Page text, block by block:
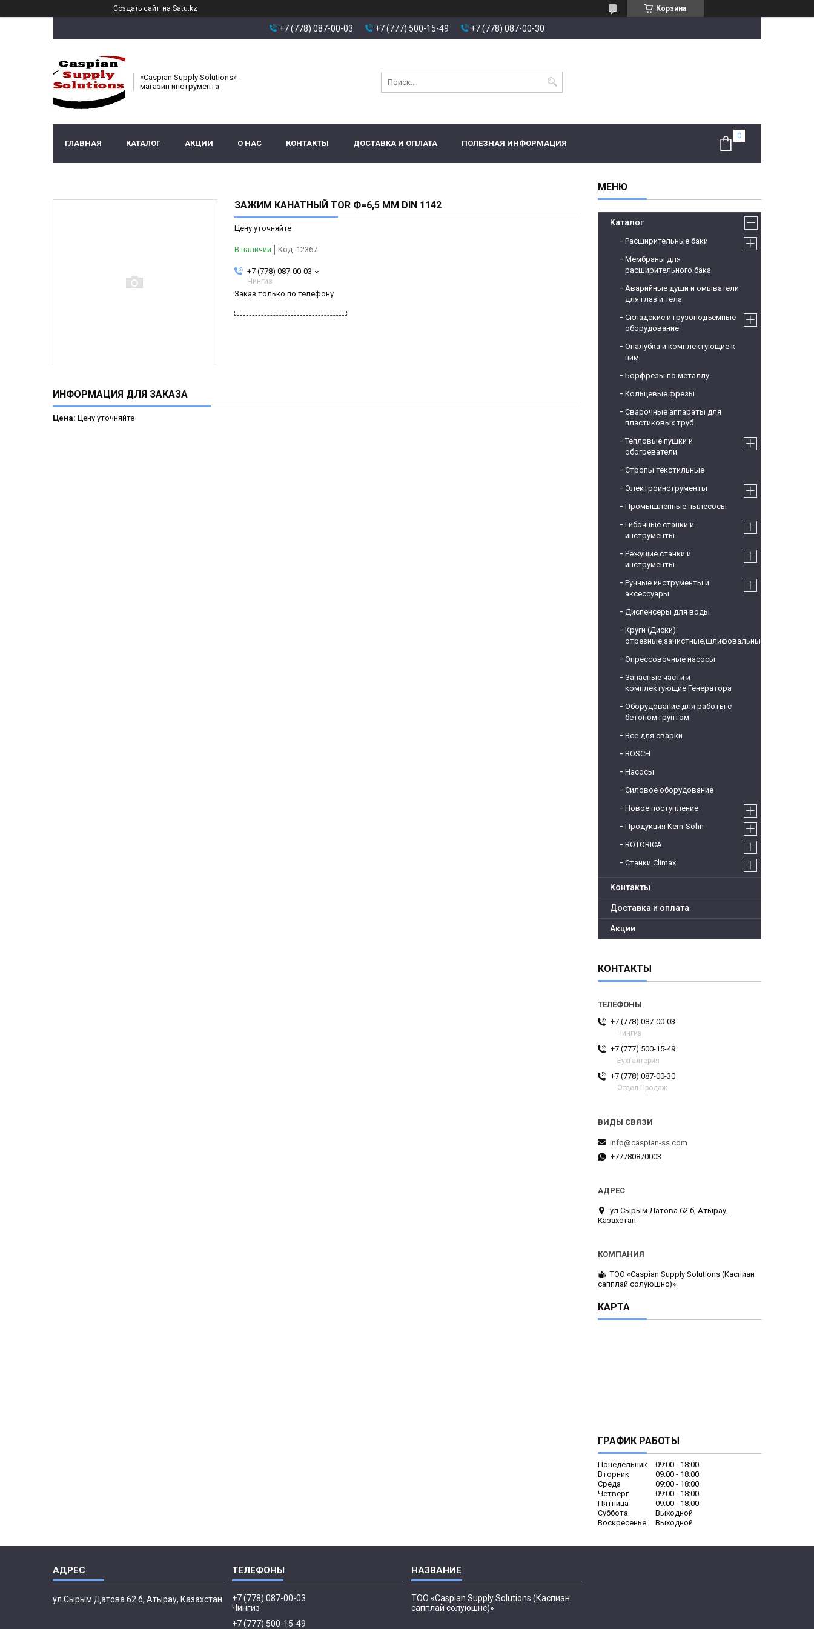
Создать сайт на Satu.kz Корзина
+7 (778) 087-00-03 +7 (777) 500-15-49 +7 (778) 087-00-30
«Caspian Supply Solutions» -
магазин инструмента
ГЛАВНАЯ КАТАЛОГ АКЦИИ О НАС КОНТАКТЫ ДОСТАВКА И ОПЛАТА ПОЛЕЗНАЯ ИНФОРМАЦИЯ
ЗАЖИМ КАНАТНЫЙ TOR Ф=6,5 ММ DIN 1142
Цену уточняйте
В наличии Код: 12367
+7 (778) 087-00-03
Чингиз
Заказ только по телефону
ИНФОРМАЦИЯ ДЛЯ ЗАКАЗА
Цена: Цену уточняйте
Каталог
Расширительные баки
Мембраны для
расширительного бака
Аварийные души и омыватели
для глаз и тела
Складские и грузоподъемные
оборудование
Опалубка и комплектующие к
ним
Борфрезы по металлу
Кольцевые фрезы
Сварочные аппараты для
пластиковых труб
Тепловые пушки и
обогреватели
Стропы текстильные
Электроинструменты
Промышленные пылесосы
Гибочные станки и
инструменты
Режущие станки и
инструменты
Ручные инструменты и
аксессуары
Диспенсеры для воды
Круги (Диски)
отрезные,зачистные,шлифовальные
Опрессовочные насосы
Запасные части и
комплектующие Генератора
Оборудование для работы с
бетоном грунтом
Все для сварки
BOSCH
Насосы
Силовое оборудование
Новое поступление
Продукция Kern-Sohn
ROTORICA
Станки Climax
Контакты
Доставка и оплата
Акции
КОНТАКТЫ
+7 (778) 087-00-03
Чингиз
+7 (777) 500-15-49
Бухгалтерия
+7 (778) 087-00-30
Отдел Продаж
info@caspian-ss.com
+77780870003
ул.Сырым Датова 62 б, Атырау,
Казахстан
ТОО «Caspian Supply Solutions (Каспиан
сапплай солуюшнс)»
КАРТА
ГРАФИК РАБОТЫ
Понедельник 09:00
18:00
Вторник
09:00
18:00
Среда
09:00
18:00
Четверг
09:00
18:00
Пятница
09:00
18:00
Суббота
Выходной
Воскресенье
Выходной
ул.Сырым Датова 62 б, Атырау, Казахстан
+7 (778) 087-00-03
Чингиз
+7 (777) 500-15-49
ТОО «Caspian Supply Solutions (Каспиан
сапплай солуюшнс)»